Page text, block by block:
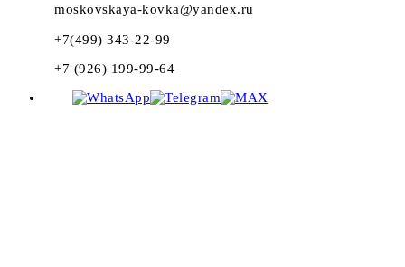
moskovskaya-kovka@yandex.ru
+7(499) 343-22-99
+7 (926) 199-99-64